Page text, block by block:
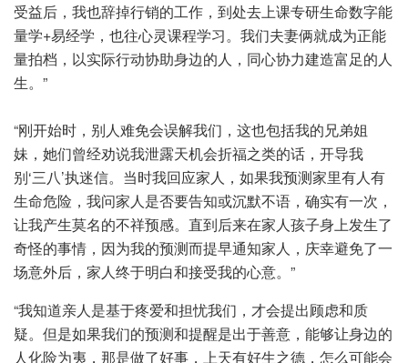
受益后，我也辞掉行销的工作，到处去上课专研生命数字能
量学+易经学，也往心灵课程学习。我们夫妻俩就成为正能
量拍档，以实际行动协助身边的人，同心协力建造富足的人
生。”
“刚开始时，别人难免会误解我们，这也包括我的兄弟姐
妹，她们曾经劝说我泄露天机会折福之类的话，开导我
别‘三八’执迷信。当时我回应家人，如果我预测家里有人有
生命危险，我问家人是否要告知或沉默不语，确实有一次，
让我产生莫名的不祥预感。直到后来在家人孩子身上发生了
奇怪的事情，因为我的预测而提早通知家人，庆幸避免了一
场意外后，家人终于明白和接受我的心意。”
“我知道亲人是基于疼爱和担忧我们，才会提出顾虑和质
疑。但是如果我们的预测和提醒是出于善意，能够让身边的
人化险为夷，那是做了好事，上天有好生之德，怎么可能会